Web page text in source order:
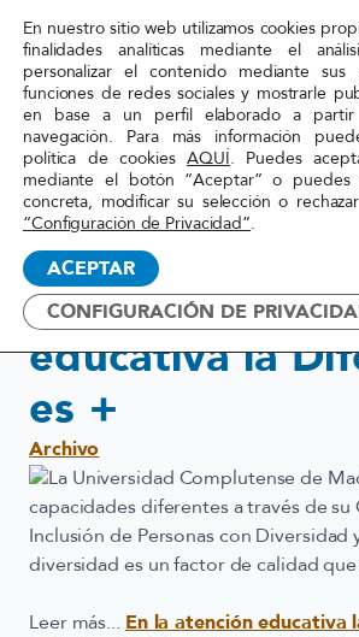
Red
Acoge
Inicio»Actualidad» En la
Diferencia es
21 diciembre, 2015
En la atención
educativa la
es +
Archivo
La Universidad Complutense de
capacidades diferentes a través de su
Inclusión de Personas con Diversidad
diversidad es un factor de calidad
Leer más... En la atención educativa
En nuestro sitio web utilizamos cookies
finalidades analíticas mediante el
personalizar el contenido mediante sus
funciones de redes sociales y mostrarle
en base a un perfil elaborado a
navegación. Para más información
política de cookiesAQUÍ. Puedes
mediante el botón “Aceptar” o puedes
concreta, modificar su selección o
“Configuración de Privacidad”.
ACEPTAR
CONFIGURACIÓN DE